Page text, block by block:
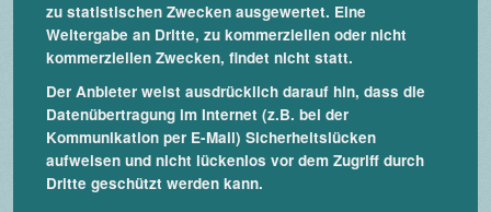
zu statistischen Zwecken ausgewertet. Eine
Weitergabe an Dritte, zu kommerziellen oder nicht
kommerziellen Zwecken, findet nicht statt.
Der Anbieter weist ausdrücklich darauf hin, dass die
Datenübertragung im Internet (z.B. bei der
Kommunikation per E-Mail) Sicherheitslücken
aufweisen und nicht lückenlos vor dem Zugriff durch
Dritte geschützt werden kann.